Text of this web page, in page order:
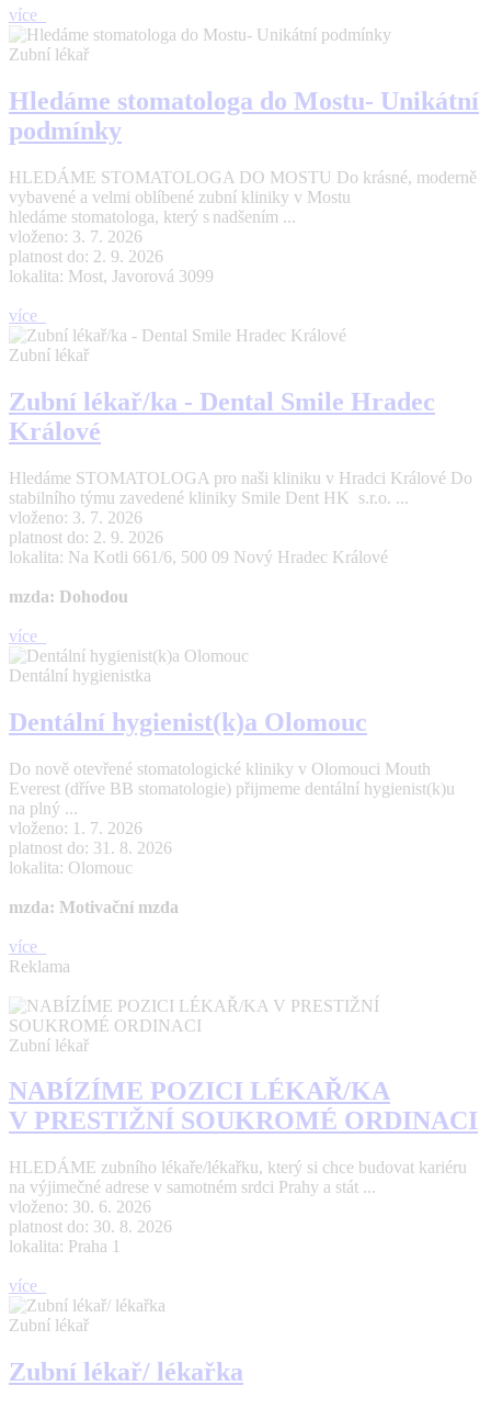
více
Zubní lékař
Hledáme stomatologa do Mostu- Unikátní
podmínky
HLEDÁME STOMATOLOGA DO MOSTU Do krásné, moderně
vybavené a velmi oblíbené zubní kliniky v Mostu
hledáme stomatologa, který s nadšením ...
vloženo: 3. 7. 2026
platnost do: 2. 9. 2026
lokalita: Most, Javorová 3099
více
Zubní lékař
Zubní lékař/ka - Dental Smile Hradec
Králové
Hledáme STOMATOLOGA pro naši kliniku v Hradci Králové Do
stabilního týmu zavedené kliniky Smile Dent HK s.r.o. ...
vloženo: 3. 7. 2026
platnost do: 2. 9. 2026
lokalita: Na Kotli 661/6, 500 09 Nový Hradec Králové
mzda: Dohodou
více
Dentální hygienistka
Dentální hygienist(k)a Olomouc
Do nově otevřené stomatologické kliniky v Olomouci Mouth
Everest (dříve BB stomatologie) přijmeme dentální hygienist(k)u
na plný ...
vloženo: 1. 7. 2026
platnost do: 31. 8. 2026
lokalita: Olomouc
mzda: Motivační mzda
více
Reklama
Zubní lékař
NABÍZÍME POZICI LÉKAŘ/KA
V PRESTIŽNÍ SOUKROMÉ ORDINACI
HLEDÁME zubního lékaře/lékařku, který si chce budovat kariéru
na výjimečné adrese v samotném srdci Prahy a stát ...
vloženo: 30. 6. 2026
platnost do: 30. 8. 2026
lokalita: Praha 1
více
Zubní lékař
Zubní lékař/ lékařka